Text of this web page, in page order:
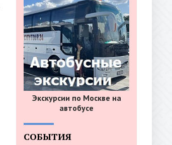
Экскурсии по Москве на
автобусе
СОБЫТИЯ